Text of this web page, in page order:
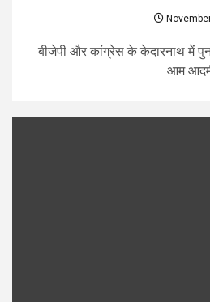
बीजेपी और कांग्रेस के केदारनाथ में
आम आदमी